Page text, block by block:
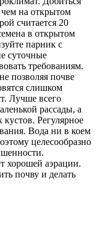
на открытом
считается 20
в открытом
парник с
суточные
требованиям.
позволяя почве
слишком
Лучше всего
рассады, а
Регулярное
Вода ни в коем
целесообразно
хорошей аэрации.
почву и делать